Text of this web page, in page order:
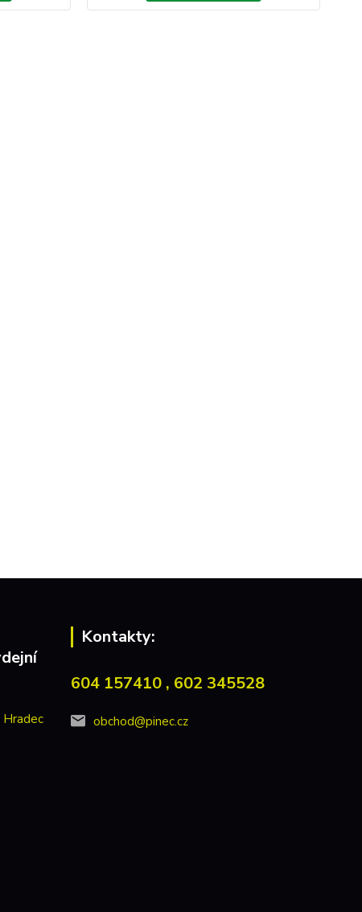
Kontakty:
604 157410 , 602 345528
obchod@pinec.cz